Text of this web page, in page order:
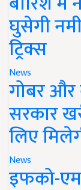
घुसेगी
ट्रिक्स
News
गोबर
सरकार
लिए
News
इफको-